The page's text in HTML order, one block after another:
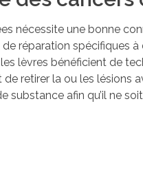
nécessite une bonne
réparation spécifiques à
lèvres bénéficient de
retirer la ou les lésions
substance afin qu’il ne